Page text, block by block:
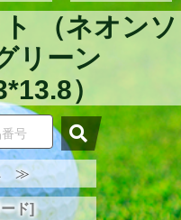
（ネオンソ
リーン
）
≫
ド]